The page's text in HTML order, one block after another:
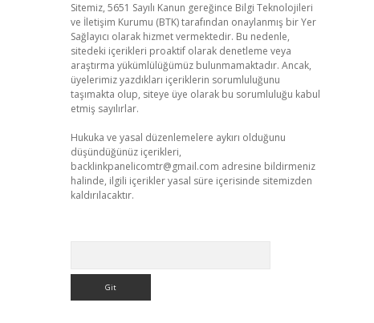
Sitemiz, 5651 Sayılı Kanun gereğince Bilgi Teknolojileri
ve İletişim Kurumu (BTK) tarafından onaylanmış bir Yer
Sağlayıcı olarak hizmet vermektedir. Bu nedenle,
sitedeki içerikleri proaktif olarak denetleme veya
araştırma yükümlülüğümüz bulunmamaktadır. Ancak,
üyelerimiz yazdıkları içeriklerin sorumluluğunu
taşımakta olup, siteye üye olarak bu sorumluluğu kabul
etmiş sayılırlar.
Hukuka ve yasal düzenlemelere aykırı olduğunu
düşündüğünüz içerikleri,
backlinkpanelicomtr@gmail.com adresine bildirmeniz
halinde, ilgili içerikler yasal süre içerisinde sitemizden
kaldırılacaktır.